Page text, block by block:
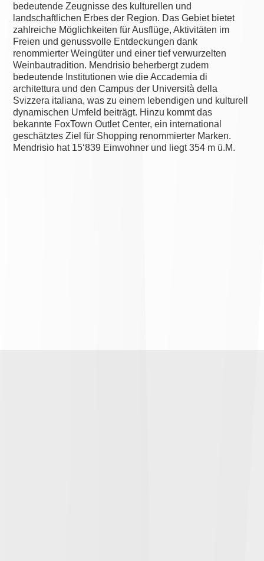
bedeutende Zeugnisse des kulturellen und
landschaftlichen Erbes der Region. Das Gebiet bietet
zahlreiche Möglichkeiten für Ausflüge, Aktivitäten im
Freien und genussvolle Entdeckungen dank
renommierter Weingüter und einer tief verwurzelten
Weinbautradition. Mendrisio beherbergt zudem
bedeutende Institutionen wie die Accademia di
architettura und den Campus der Università della
Svizzera italiana, was zu einem lebendigen und kulturell
dynamischen Umfeld beiträgt. Hinzu kommt das
bekannte FoxTown Outlet Center, ein international
geschätztes Ziel für Shopping renommierter Marken.
Mendrisio hat 15‘839 Einwohner und liegt 354 m ü.M.